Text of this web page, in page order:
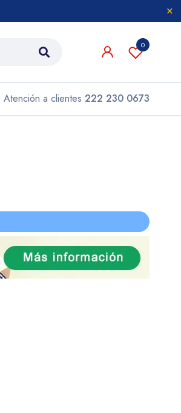
0
Atención a clientes 222 230 0673